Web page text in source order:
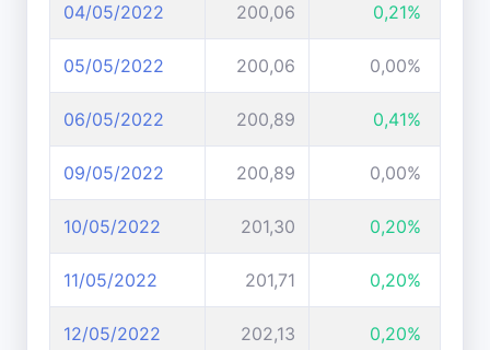
04/05/2022 200,06 0,21%
05/05/2022 200,06 0,00%
06/05/2022 200,89 0,41%
09/05/2022 200,89 0,00%
10/05/2022 201,30 0,20%
11/05/2022 201,71 0,20%
12/05/2022 202,13 0,20%